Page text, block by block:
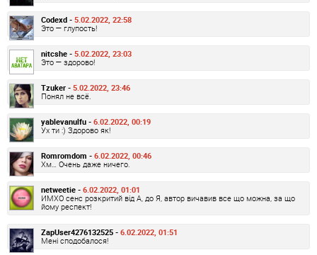
Codexd - 5.02.2022, 22:58
Это — глупость!
nitcshe - 5.02.2022, 23:03
Это — здорово!
Tzuker - 5.02.2022, 23:46
Понял не всё.
yablevanulfu - 6.02.2022, 00:19
Ух ти :) Здорово як!
Romromdom - 6.02.2022, 00:46
Хм… Очень даже ничего.
netweetie - 6.02.2022, 01:01
ИМХО сенс розкритий від А, до Я, автор вичавив все що можна, за що
йому респект!
ZapUser4276132525 - 6.02.2022, 01:51
Мені сподобалося!